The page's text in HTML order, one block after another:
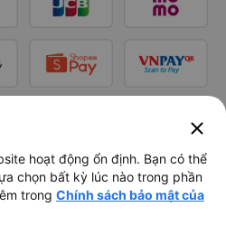
close
hoạt động ổn định. Bạn có thể
chọn bất kỳ lúc nào trong phần
trong Chính sách bảo mật của